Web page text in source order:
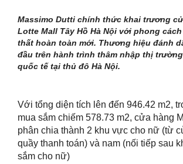
Massimo Dutti chính thức khai trương
Lotte Mall Tây Hồ Hà Nội với phong
thất hoàn toàn mới. Thương hiệu đánh
đầu trên hành trình thâm nhập thị
quốc tế tại thủ đô Hà Nội.
Với tổng diện tích lên đến 946.42 m2,
mua sắm chiếm 578.73 m2, cửa hàng
phân chia thành 2 khu vực cho nữ (từ
quầy thanh toán) và nam (nối tiếp sau
sắm cho nữ)